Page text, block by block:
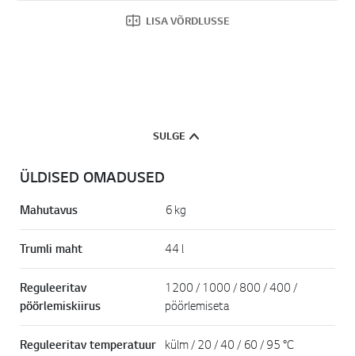
LISA VÕRDLUSSE
SULGE
ÜLDISED OMADUSED
Mahutavus 6 kg
Trumli maht 44 l
Reguleeritav
pöörlemiskiirus
1200 / 1000 / 800 / 400 /
pöörlemiseta
Reguleeritav temperatuur külm / 20 / 40 / 60 / 95 °C